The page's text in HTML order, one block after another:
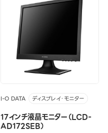
I-O DATA ディスプレイ・モニター
17インチ液晶モニター（LCD-
AD172SEB）